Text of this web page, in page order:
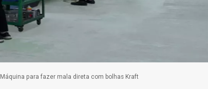
Máquina para fazer mala direta com bolhas Kraft